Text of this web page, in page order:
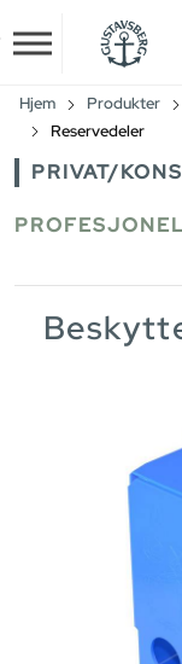
Skip to main content
Hjem Produkter
Reservedeler
PRIVAT/